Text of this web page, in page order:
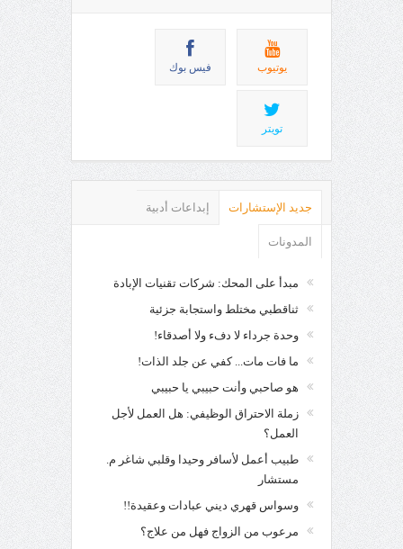
يوتيوب فيس بوك
تويتر
جديد الإستشارات إبداعات أدبية
المدونات
مبدأ على المحك: شركات تقنيات الإبادة
ثناقطبي مختلط واستجابة جزئية
وحدة جرداء لا دفء ولا أصدقاء!
ما فات مات... كفي عن جلد الذات!
هو صاحبي وأنت حبيبي يا حبيبي
زملة الاحتراق الوظيفي: هل العمل لأجل
العمل؟
طبيب أعمل لأسافر وحيدا وقلبي شاغر م.
مستشار
وسواس قهري ديني عبادات وعقيدة!!
مرعوب من الزواج فهل من علاج؟